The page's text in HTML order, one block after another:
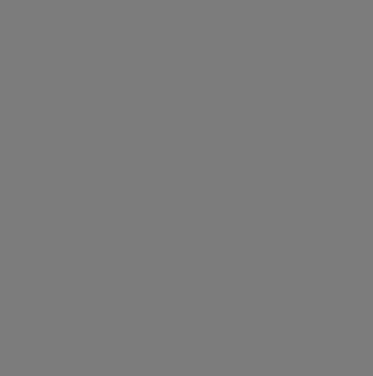
諮詢獲取來自於專家的協助與指導。